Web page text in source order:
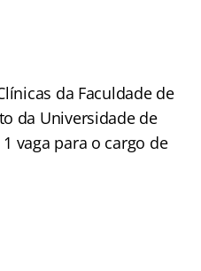
da Faculdade de
da Universidade de
vaga para o cargo de